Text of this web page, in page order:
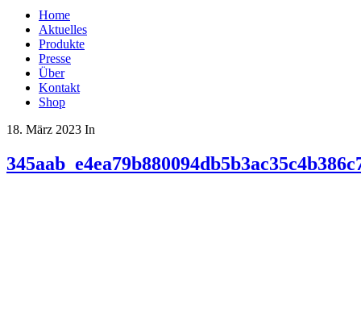
Home
Aktuelles
Produkte
Presse
Über
Kontakt
Shop
18. März 2023 In